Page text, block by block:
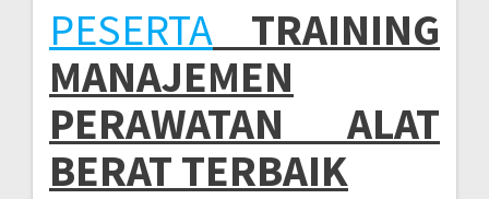
PESERTA TRAINING
MANAJEMEN
PERAWATAN ALAT
BERAT TERBAIK